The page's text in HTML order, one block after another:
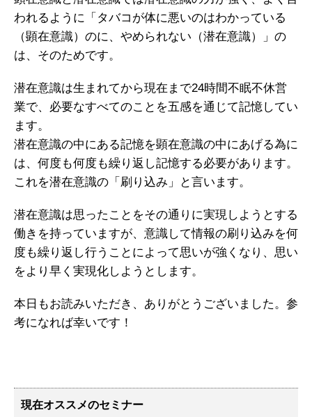
われるように「タバコが体に悪いのはわかっている
（顕在意識）のに、やめられない（潜在意識）」の
は、そのためです。
潜在意識は生まれてから現在まで24時間不眠不休営
業で、必要なすべてのことを五感を通じて記憶してい
ます。
潜在意識の中にある記憶を顕在意識の中にあげる為に
は、何度も何度も繰り返し記憶する必要があります。
これを潜在意識の「刷り込み」と言います。
潜在意識は思ったことをその通りに実現しようとする
働きを持っていますが、意識して情報の刷り込みを何
度も繰り返し行うことによって思いが強くなり、思い
をより早く実現化しようとします。
本日もお読みいただき、ありがとうございました。参
考になれば幸いです！
現在オススメのセミナー